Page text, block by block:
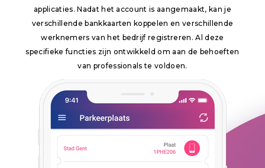
applicaties. Nadat het account is aangemaakt, kan je
verschillende bankkaarten koppelen en verschillende
werknemers van het bedrijf registreren. Al deze
specifieke functies zijn ontwikkeld om aan de behoeften
van professionals te voldoen.